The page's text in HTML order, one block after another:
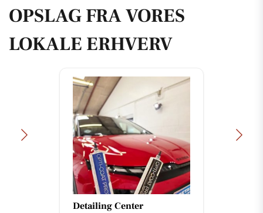
OPSLAG FRA VORES
LOKALE ERHVERV
Detailing Center